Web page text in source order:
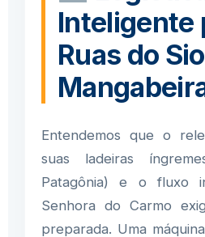
Inteligente
Ruas do
Entendemos que o
suas ladeiras
Patagônia) e o fluxo
Senhora do Carmo
preparada. Uma